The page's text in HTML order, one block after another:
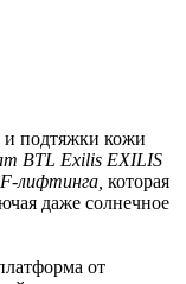
и подтяжки кожи
BTL Exilis EXILIS
лифтинга, которая
даже солнечное
от